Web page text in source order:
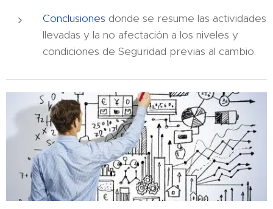
Conclusiones donde se resume las actividades
llevadas y la no afectación a los niveles y
condiciones de Seguridad previas al cambio.